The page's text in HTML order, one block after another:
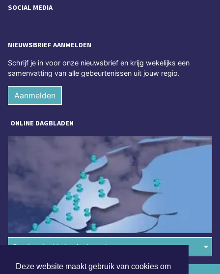
Deze website maakt gebruik van cookies om
SOCIAL MEDIA
NIEUWSBRIEF AANMELDEN
Schrijf je in voor onze nieuwsbrief en krijg wekelijks een
samenvatting van alle gebeurtenissen uit jouw regio.
Aanmelden
ONLINE DAGBLADEN
Overige dagbladen in de regio